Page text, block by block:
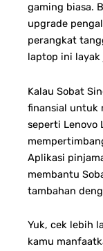
gaming biasa.
upgrade
perangkat
laptop ini
Kalau Sobat
finansial untuk
seperti Lenovo
Aplikasi
membantu
tambahan
Yuk, cek lebih
kamu